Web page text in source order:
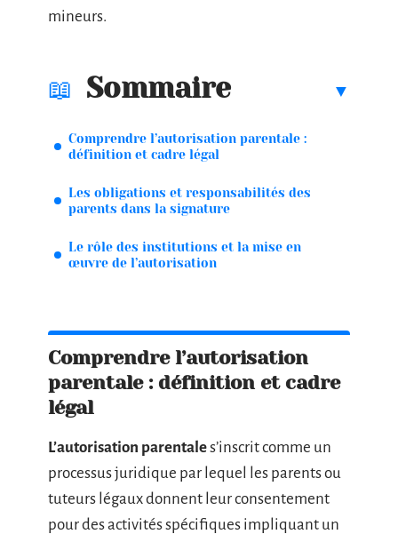
mineurs.
Sommaire
Comprendre l’autorisation parentale :
définition et cadre légal
Les obligations et responsabilités des
parents dans la signature
Le rôle des institutions et la mise en
œuvre de l’autorisation
Comprendre l’autorisation
parentale : définition et cadre
légal
L’autorisation parentales’inscrit comme un
processus juridique par lequel les parents ou
tuteurs légaux donnent leur consentement
pour des activités spécifiques impliquant un